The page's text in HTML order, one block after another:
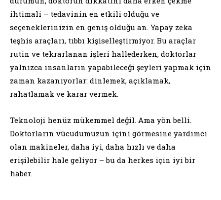
ihtimali – tedavinin en etkili olduğu ve
seçeneklerinizin en geniş olduğu an. Yapay zeka
teşhis araçları, tıbbı kişiselleştirmiyor. Bu araçlar
rutin ve tekrarlanan işleri hallederken, doktorlar
yalnızca insanların yapabileceği şeyleri yapmak için
zaman kazanıyorlar: dinlemek, açıklamak,
rahatlamak ve karar vermek.
Teknoloji henüz mükemmel değil. Ama yön belli.
Doktorların vücudumuzun içini görmesine yardımcı
olan makineler, daha iyi, daha hızlı ve daha
erişilebilir hale geliyor – bu da herkes için iyi bir
haber.